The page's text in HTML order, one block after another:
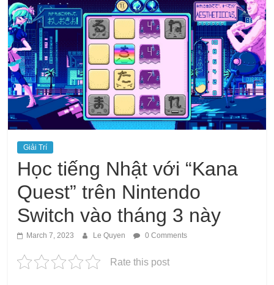
Giải Trí
Học tiếng Nhật với “Kana
Quest” trên Nintendo
Switch vào tháng 3 này
March 7, 2023 Le Quyen 0 Comments
Rate this post